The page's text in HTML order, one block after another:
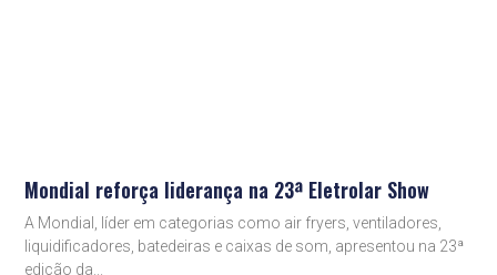
Mondial reforça liderança na 23ª Eletrolar Show
A Mondial, líder em categorias como air fryers, ventiladores,
liquidificadores, batedeiras e caixas de som, apresentou na 23ª
edição da